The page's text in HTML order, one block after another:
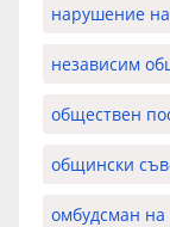
нарушение
независим
обществен
общински
омбудсман